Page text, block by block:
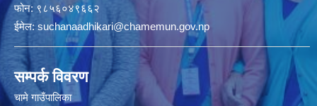
फोन: ९८५६०४९६६२
ईमेल: suchanaadhikari@chamemun.gov.np
सम्पर्क विवरण
चामे गाउँपालिका